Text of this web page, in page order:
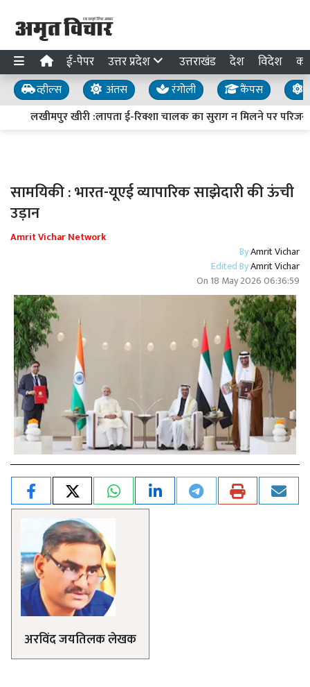
ई-पेपर उत्तर प्रदेश उत्तराखंड देश विदेश
व्हील्स अंतस रंगोली कैंपस
लखीमपुर खीरी :लापता ई-रिक्शा चालक का सुराग न मिलने पर परिजनों
सामयिकी : भारत-यूएई व्यापारिक साझेदारी की ऊंची
उड़ान
Amrit Vichar Network
ByAmrit Vichar
Edited ByAmrit Vichar
On 18 May 2026 06:36:59
अरविंद जयतिलक लेखक